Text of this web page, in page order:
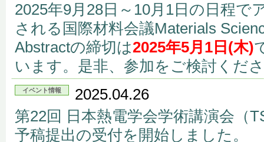
2025年9月28日～10月1日の日程で
される国際材料会議Materials
Abstractの締切は2025年5月1日(木)
います。是非、参加をご検討くだ
イベント情報
2025.04.26
第22回 日本熱電学会学術講演会（
予稿提出の受付を開始しました。